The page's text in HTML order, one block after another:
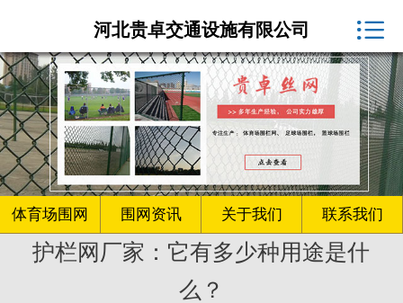
体育场围网厂家
球场围网
客户案例
围网资讯
生产车间
关于我们
河北贵卓交通设施有限公司 
体育场围网 围网资讯 关于我们 联系我们
护栏网厂家：它有多少种用途是什
么？